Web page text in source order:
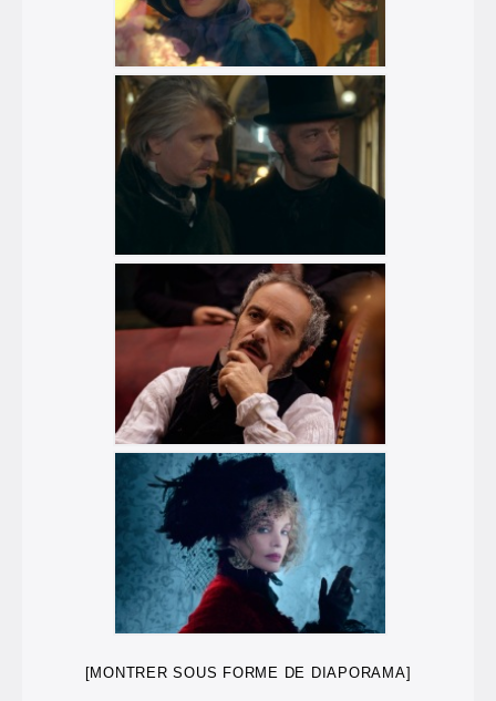
[MONTRER SOUS FORME DE DIAPORAMA]